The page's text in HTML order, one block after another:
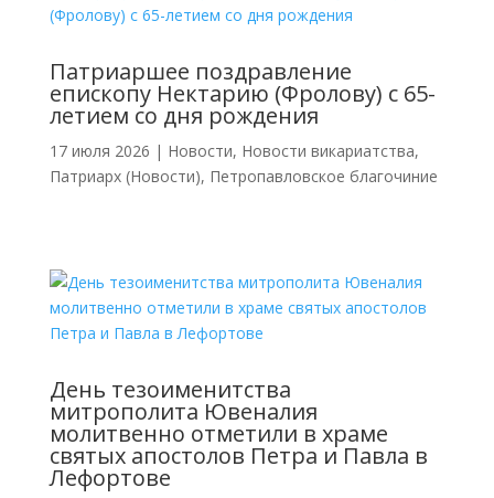
Патриаршее поздравление
епископу Нектарию (Фролову) с 65-
летием со дня рождения
17 июля 2026 | Новости, Новости викариатства,
Патриарх (Новости), Петропавловское благочиние
День тезоименитства
митрополита Ювеналия
молитвенно отметили в храме
святых апостолов Петра и Павла в
Лефортове